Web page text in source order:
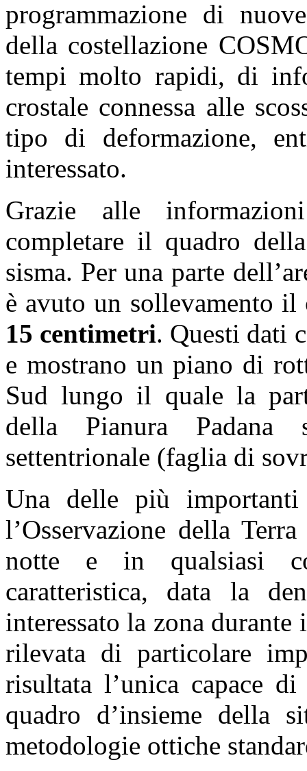
programmazione di
della costellazione
tempi molto rapidi, di
crostale connessa alle
tipo di deformazione,
interessato.
Grazie alle
completare il quadro
sisma. Per una parte
è avuto un sollevamento
15 centimetri. Questi dati
e mostrano un piano di
Sud lungo il quale la
della Pianura
settentrionale (faglia di
Una delle più
l’Osservazione della
notte e in qualsiasi
caratteristica, data la
interessato la zona
rilevata di particolare
risultata l’unica capace
quadro d’insieme della
metodologie ottiche